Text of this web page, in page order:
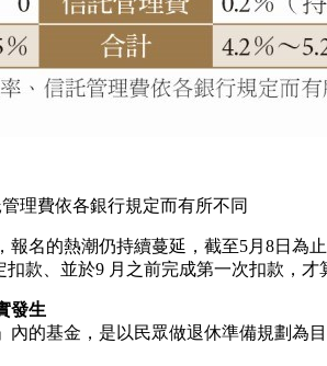
理費依各銀行規定而有所不同
報名的熱潮仍持續蔓延，截至5月8日
款、並於9 月之前完成第一次扣款，才
發生
的基金，是以民眾做退休準備規劃